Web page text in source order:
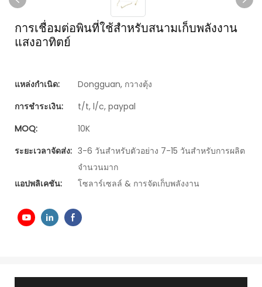
การเชื่อมต่อพินที่ใช้สำหรับสนามเก็บพลังงาน
แสงอาทิตย์
แหล่งกำเนิด:
Dongguan, กวางตุ้ง
การชำระเงิน:
t/t, l/c, paypal
MOQ:
10K
ระยะเวลาจัดส่ง: 3-6 วันสำหรับตัวอย่าง 7-15 วันสำหรับการผลิต
จำนวนมาก
แอปพลิเคชัน:
โซลาร์เซลล์ & การจัดเก็บพลังงาน